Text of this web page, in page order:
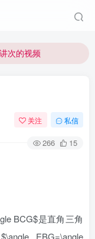
次的视频
即可
关注 私信
266 15
BCG$是直角三角